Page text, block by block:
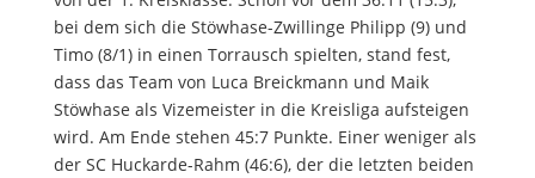
bei dem sich die Stöwhase-Zwillinge Philipp (9) und
Timo (8/1) in einen Torrausch spielten, stand fest,
dass das Team von Luca Breickmann und Maik
Stöwhase als Vizemeister in die Kreisliga aufsteigen
wird. Am Ende stehen 45:7 Punkte. Einer weniger als
der SC Huckarde-Rahm (46:6), der die letzten beiden